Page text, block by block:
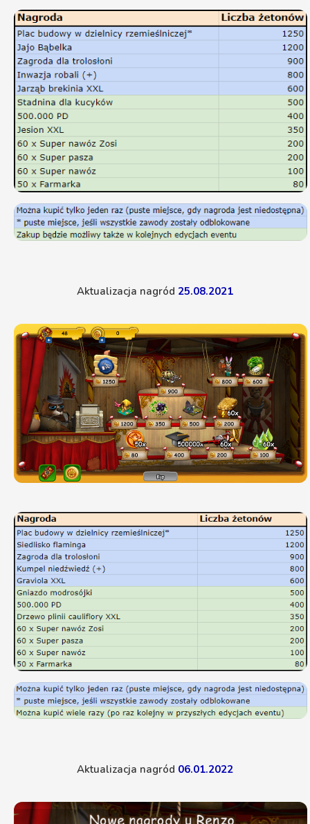
Aktualizacja nagród 25.08.2021
Aktualizacja nagród 06.01.2022
⬆️ Załaduj starsze wiadomości
DAvSON 17:56
Test dłuższej wiadomości z polskimi znakami.
DAvSON 21:09
hej
TaMara1 21:09
test czatu
testowy 07:44
siema
Witam Serdecznie można by dołożyć G&T wymiany
DAvSON
Jest dział ogłoszeń i tam można zamieszczać oferty.
Owszem podepniemy go niżej aby był pod ręką.
Dziękuję za sugestie.
djwera
Czesc co miec na dozynki?
DAvSON
djwera , a konkretnie ? bo nie ma jednoznacznej
odpowiedzi. Chcesz wiedzieć co się najbardziej
opłaca siać aby korzystnie sprzedać ?
djwera
Zeby zbieraczeby miec duzo rzeczy na listopada.
to najlepiej z produktami z dzielnicy rzemieslniczej
typu Chutney Marchwiowo Jabłkowy (CMJ). Wtedy
DAvSON 15:37